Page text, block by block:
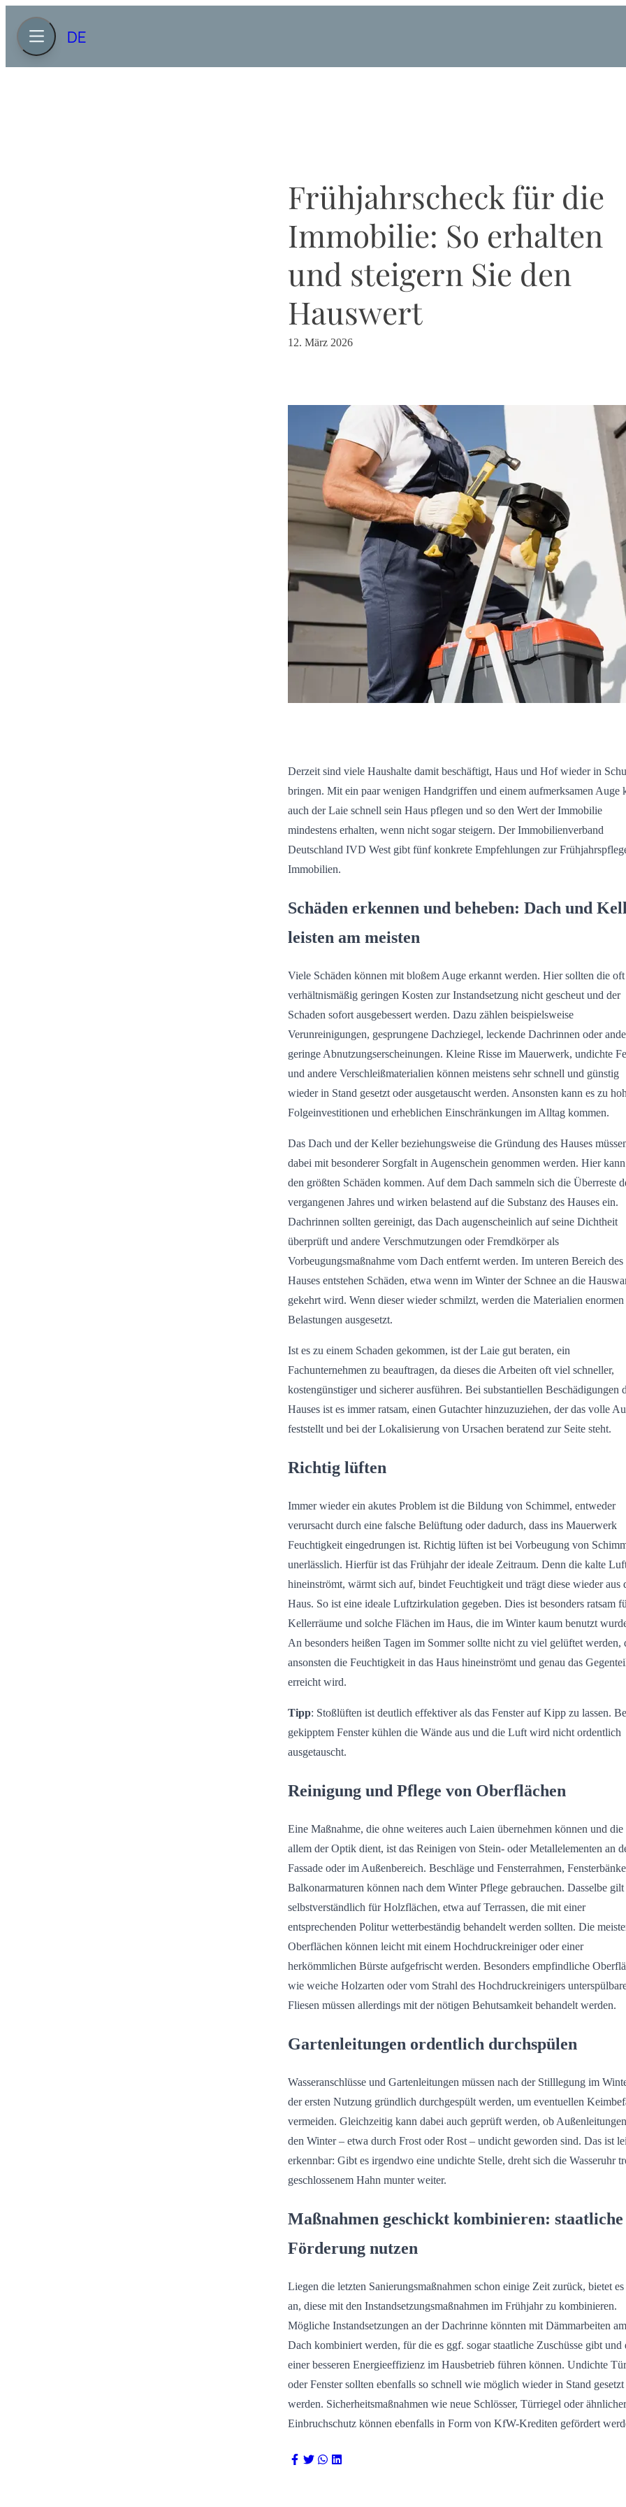
DE
Frühjahrscheck für die
Immobilie: So erhalten
und steigern Sie den
Hauswert
12. März 2026
Derzeit sind viele Haushalte damit beschäftigt, Haus und Hof wieder in
bringen. Mit ein paar wenigen Handgriffen und einem aufmerksamen Auge
auch der Laie schnell sein Haus pflegen und so den Wert der Immobilie
mindestens erhalten, wenn nicht sogar steigern. Der Immobilienverband
Deutschland IVD West gibt fünf konkrete Empfehlungen zur
Immobilien.
Schäden erkennen und beheben: Dach und
leisten am meisten
Viele Schäden können mit bloßem Auge erkannt werden. Hier sollten die oft
verhältnismäßig geringen Kosten zur Instandsetzung nicht gescheut und der
Schaden sofort ausgebessert werden. Dazu zählen beispielsweise
Verunreinigungen, gesprungene Dachziegel, leckende Dachrinnen oder
geringe Abnutzungserscheinungen. Kleine Risse im Mauerwerk, undichte
und andere Verschleißmaterialien können meistens sehr schnell und günstig
wieder in Stand gesetzt oder ausgetauscht werden. Ansonsten kann es zu
Folgeinvestitionen und erheblichen Einschränkungen im Alltag kommen.
Das Dach und der Keller beziehungsweise die Gründung des Hauses
dabei mit besonderer Sorgfalt in Augenschein genommen werden. Hier kann
den größten Schäden kommen. Auf dem Dach sammeln sich die Überreste
vergangenen Jahres und wirken belastend auf die Substanz des Hauses ein.
Dachrinnen sollten gereinigt, das Dach augenscheinlich auf seine Dichtheit
überprüft und andere Verschmutzungen oder Fremdkörper als
Vorbeugungsmaßnahme vom Dach entfernt werden. Im unteren Bereich des
Hauses entstehen Schäden, etwa wenn im Winter der Schnee an die
gekehrt wird. Wenn dieser wieder schmilzt, werden die Materialien enormen
Belastungen ausgesetzt.
Ist es zu einem Schaden gekommen, ist der Laie gut beraten, ein
Fachunternehmen zu beauftragen, da dieses die Arbeiten oft viel schneller,
kostengünstiger und sicherer ausführen. Bei substantiellen Beschädigungen
Hauses ist es immer ratsam, einen Gutachter hinzuzuziehen, der das volle
feststellt und bei der Lokalisierung von Ursachen beratend zur Seite steht.
Richtig lüften
Immer wieder ein akutes Problem ist die Bildung von Schimmel, entweder
verursacht durch eine falsche Belüftung oder dadurch, dass ins Mauerwerk
Feuchtigkeit eingedrungen ist. Richtig lüften ist bei Vorbeugung von
unerlässlich. Hierfür ist das Frühjahr der ideale Zeitraum. Denn die kalte
hineinströmt, wärmt sich auf, bindet Feuchtigkeit und trägt diese wieder aus
Haus. So ist eine ideale Luftzirkulation gegeben. Dies ist besonders ratsam
Kellerräume und solche Flächen im Haus, die im Winter kaum benutzt
An besonders heißen Tagen im Sommer sollte nicht zu viel gelüftet werden,
ansonsten die Feuchtigkeit in das Haus hineinströmt und genau das
erreicht wird.
Tipp: Stoßlüften ist deutlich effektiver als das Fenster auf Kipp zu lassen.
gekipptem Fenster kühlen die Wände aus und die Luft wird nicht ordentlich
ausgetauscht.
Reinigung und Pflege von Oberflächen
Eine Maßnahme, die ohne weiteres auch Laien übernehmen können und
allem der Optik dient, ist das Reinigen von Stein- oder Metallelementen an
Fassade oder im Außenbereich. Beschläge und Fensterrahmen,
Balkonarmaturen können nach dem Winter Pflege gebrauchen. Dasselbe gilt
selbstverständlich für Holzflächen, etwa auf Terrassen, die mit einer
entsprechenden Politur wetterbeständig behandelt werden sollten. Die
Oberflächen können leicht mit einem Hochdruckreiniger oder einer
herkömmlichen Bürste aufgefrischt werden. Besonders empfindliche
wie weiche Holzarten oder vom Strahl des Hochdruckreinigers
Fliesen müssen allerdings mit der nötigen Behutsamkeit behandelt werden.
Gartenleitungen ordentlich durchspülen
Wasseranschlüsse und Gartenleitungen müssen nach der Stilllegung im
der ersten Nutzung gründlich durchgespült werden, um eventuellen
vermeiden. Gleichzeitig kann dabei auch geprüft werden, ob
den Winter – etwa durch Frost oder Rost – undicht geworden sind. Das ist
erkennbar: Gibt es irgendwo eine undichte Stelle, dreht sich die Wasseruhr
geschlossenem Hahn munter weiter.
Maßnahmen geschickt kombinieren: staatliche
Förderung nutzen
Liegen die letzten Sanierungsmaßnahmen schon einige Zeit zurück, bietet es
an, diese mit den Instandsetzungsmaßnahmen im Frühjahr zu kombinieren.
Mögliche Instandsetzungen an der Dachrinne könnten mit Dämmarbeiten am
Dach kombiniert werden, für die es ggf. sogar staatliche Zuschüsse gibt und
einer besseren Energieeffizienz im Hausbetrieb führen können. Undichte
oder Fenster sollten ebenfalls so schnell wie möglich wieder in Stand gesetzt
werden. Sicherheitsmaßnahmen wie neue Schlösser, Türriegel oder ähnlicher
Einbruchschutz können ebenfalls in Form von KfW-Krediten gefördert